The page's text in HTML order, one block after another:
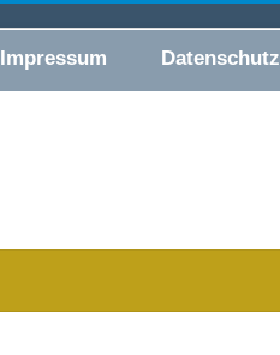
Impressum Datenschutz